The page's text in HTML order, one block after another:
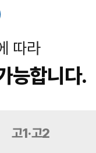
따라
능합니다.
고1·고2